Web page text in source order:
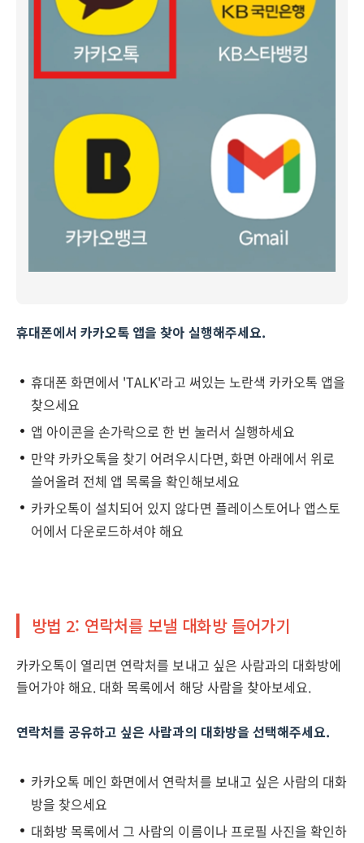
휴대폰에서 카카오톡 앱을 찾아 실행해주세요.
휴대폰 화면에서 'TALK'라고 써있는 노란색 카카오톡 앱을
찾으세요
앱 아이콘을 손가락으로 한 번 눌러서 실행하세요
만약 카카오톡을 찾기 어려우시다면, 화면 아래에서 위로
쓸어올려 전체 앱 목록을 확인해보세요
카카오톡이 설치되어 있지 않다면 플레이스토어나 앱스토
어에서 다운로드하셔야 해요
방법 2: 연락처를 보낼 대화방 들어가기
카카오톡이 열리면 연락처를 보내고 싶은 사람과의 대화방에
들어가야 해요. 대화 목록에서 해당 사람을 찾아보세요.
연락처를 공유하고 싶은 사람과의 대화방을 선택해주세요.
카카오톡 메인 화면에서 연락처를 보내고 싶은 사람의 대화
방을 찾으세요
대화방 목록에서 그 사람의 이름이나 프로필 사진을 확인하